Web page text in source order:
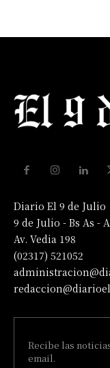
Diario El 9 de Julio
9 de Julio - Bs As -
Av. Vedia 198
(02317) 521052
Recibe las
email.